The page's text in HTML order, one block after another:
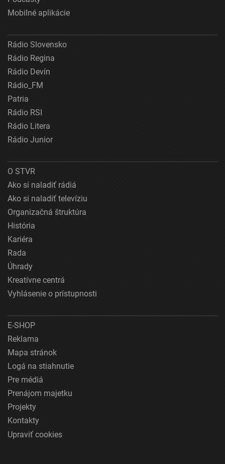
Mobilné aplikácie
Rádio Slovensko
Rádio Regina
Rádio Devín
Rádio_FM
Patria
Rádio RSI
Rádio Litera
Rádio Junior
O STVR
Ako si naladiť rádiá
Ako si naladiť televíziu
Organizačná štruktúra
História
Kariéra
Rada
Úhrady
Kreatívne centrá
Vyhlásenie o prístupnosti
E-SHOP
Reklama
Mapa stránok
Logá na stiahnutie
Pre médiá
Prenájom majetku
Projekty
Kontakty
Upraviť cookies